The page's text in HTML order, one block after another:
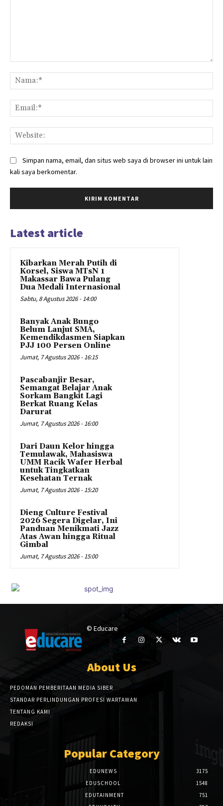
Simpan nama, email, dan situs web saya di browser ini untuk lain
kali saya berkomentar.
Latest article
Kibarkan Merah Putih di
Korsel, Siswa MTsN 1
Makassar Bawa Pulang
Dua Medali Internasional
Sabtu, 8 Agustus 2026 - 14:00
Banyak Anak Bungo
Belum Lanjut SMA,
Kemendikdasmen Siapkan
PJJ 100 Persen Online
Jumat, 7 Agustus 2026 - 16:15
Pascabanjir Besar,
Semangat Belajar Anak
Sorkam Bangkit Lagi
Berkat Ruang Kelas
Darurat
Jumat, 7 Agustus 2026 - 16:00
Dari Daun Kelor hingga
Temulawak, Mahasiswa
UMM Racik Wafer Herbal
untuk Tingkatkan
Kesehatan Ternak
Jumat, 7 Agustus 2026 - 15:20
Dieng Culture Festival
2026 Segera Digelar, Ini
Panduan Menikmati Jazz
Atas Awan hingga Ritual
Gimbal
Jumat, 7 Agustus 2026 - 15:00
© Educare
About Us
PEDOMAN PEMBERITAAN MEDIA SIBER
STANDAR PERLINDUNGAN PROFESI WARTAWAN
TENTANG KAMI
REDAKSI
Popular Category
EDUNEWS
3175
EDUSCHOOL
1548
EDUTAINMENT
751